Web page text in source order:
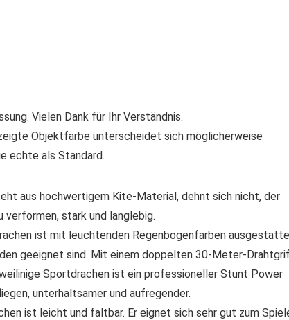
Vielen Dank für Ihr Verständnis.
Objektfarbe unterscheidet sich möglicherweise
echte als Standard.
aus hochwertigem Kite-Material, dehnt sich nicht, der
stark und langlebig.
ist mit leuchtenden Regenbogenfarben
geeignet sind. Mit einem doppelten 30-Meter-
Sportdrachen ist ein professioneller Stunt Power
unterhaltsamer und aufregender.
ist leicht und faltbar. Er eignet sich sehr gut zum